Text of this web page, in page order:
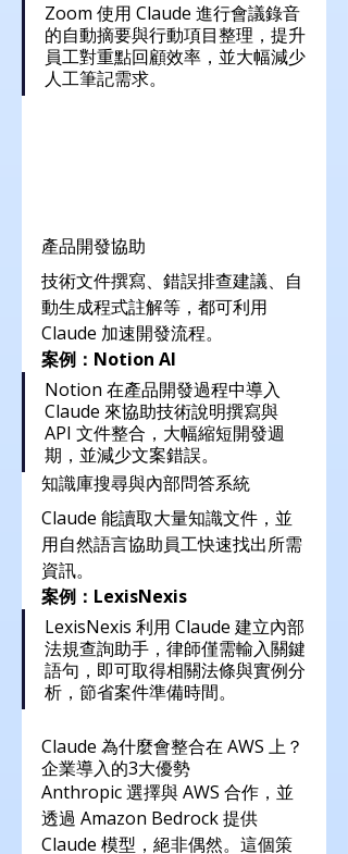
Zoom 使用 Claude 進行會議錄音
的自動摘要與行動項目整理，提升
員工對重點回顧效率，並大幅減少
人工筆記需求。
產品開發協助
技術文件撰寫、錯誤排查建議、自
動生成程式註解等，都可利用
Claude 加速開發流程。
案例：Notion AI
Notion 在產品開發過程中導入
Claude 來協助技術說明撰寫與
API 文件整合，大幅縮短開發週
期，並減少文案錯誤。
知識庫搜尋與內部問答系統
Claude 能讀取大量知識文件，並
用自然語言協助員工快速找出所需
資訊。
案例：LexisNexis
LexisNexis 利用 Claude 建立內部
法規查詢助手，律師僅需輸入關鍵
語句，即可取得相關法條與實例分
析，節省案件準備時間。
Claude 為什麼會整合在 AWS 上？
企業導入的3大優勢
Anthropic 選擇與 AWS 合作，並
透過 Amazon Bedrock 提供
Claude 模型，絕非偶然。這個策